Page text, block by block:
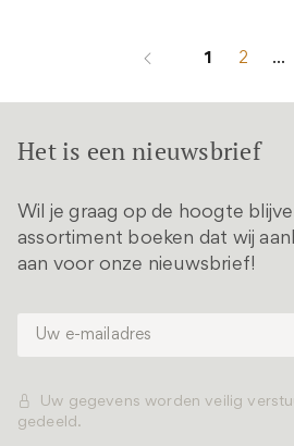
1 2 ...
Het is een nieuwsbrief
Wil je graag op de hoogte
assortiment boeken dat wij
aan voor onze nieuwsbrief!
Uw gegevens worden veilig
gedeeld.